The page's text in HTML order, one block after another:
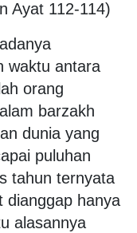
Ayat 112-114)
waktu antara
orang
barzakh
dunia yang
puluhan
tahun ternyata
dianggap hanya
alasannya